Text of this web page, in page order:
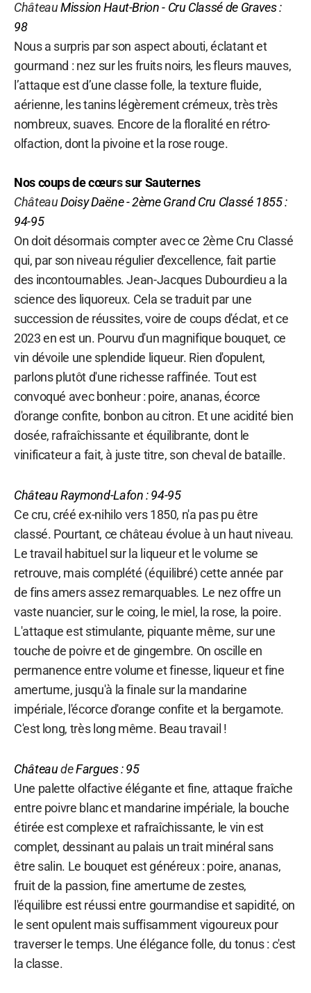
ChâteauMission Haut-Brion - Cru Classé de Graves :
98
Nous a surpris par son aspect abouti, éclatant et
gourmand : nez sur les fruits noirs, les fleurs mauves,
l’attaque est d’une classe folle, la texture fluide,
aérienne, les tanins légèrement crémeux, très très
nombreux, suaves. Encore de la floralité en rétro-
olfaction, dont la pivoine et la rose rouge.
Nos coups de cœurssur Sauternes
ChâteauDoisy Daëne - 2ème Grand Cru Classé 1855 :
94-95
On doit désormais compter avec ce 2ème Cru Classé
qui, par son niveau régulier d'excellence, fait partie
des incontournables. Jean-Jacques Dubourdieu a la
science des liquoreux. Cela se traduit par une
succession de réussites, voire de coups d'éclat, et ce
2023 en est un. Pourvu d'un magnifique bouquet, ce
vin dévoile une splendide liqueur. Rien d'opulent,
parlons plutôt d'une richesse raffinée. Tout est
convoqué avec bonheur : poire, ananas, écorce
d'orange confite, bonbon au citron. Et une acidité bien
dosée, rafraîchissante et équilibrante, dont le
vinificateur a fait, à juste titre, son cheval de bataille.
ChâteauRaymond-Lafon : 94-95
Ce cru, créé ex-nihilo vers 1850, n'a pas pu être
classé. Pourtant, ce château évolue à un haut niveau.
Le travail habituel sur la liqueur et le volume se
retrouve, mais complété (équilibré) cette année par
de fins amers assez remarquables. Le nez offre un
vaste nuancier, sur le coing, le miel, la rose, la poire.
L'attaque est stimulante, piquante même, sur une
touche de poivre et de gingembre. On oscille en
permanence entre volume et finesse, liqueur et fine
amertume, jusqu'à la finale sur la mandarine
impériale, l'écorce d'orange confite et la bergamote.
C'est long, très long même. Beau travail !
ChâteaudeFargues : 95
Une palette olfactive élégante et fine, attaque fraîche
entre poivre blanc et mandarine impériale, la bouche
étirée est complexe et rafraîchissante, le vin est
complet, dessinant au palais un trait minéral sans
être salin. Le bouquet est généreux : poire, ananas,
fruit de la passion, fine amertume de zestes,
l'équilibre est réussi entre gourmandise et sapidité, on
le sent opulent mais suffisamment vigoureux pour
traverser le temps. Une élégance folle, du tonus : c'est
la classe.